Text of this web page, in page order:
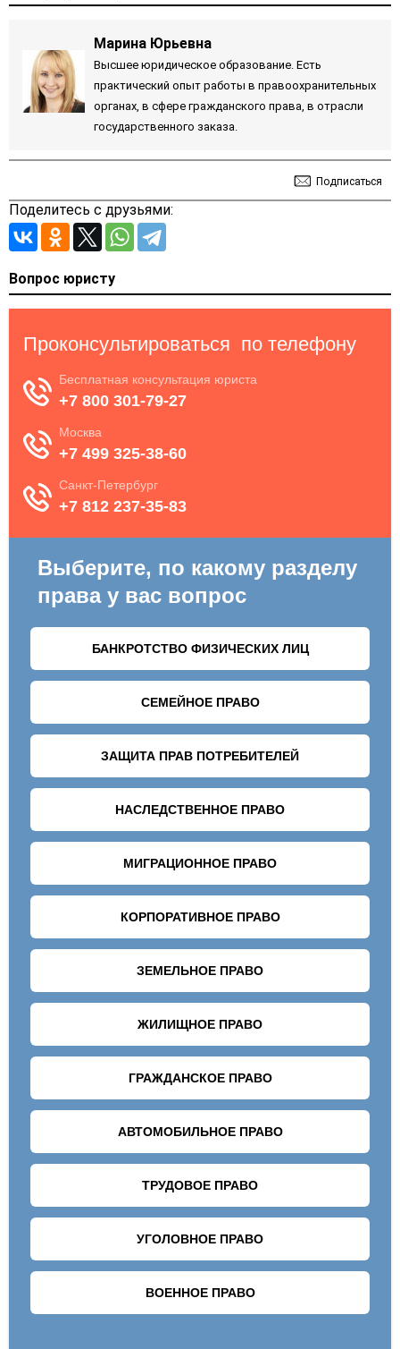
Марина Юрьевна
Высшее юридическое образование. Есть
практический опыт работы в правоохранительных
органах, в сфере гражданского права, в отрасли
государственного заказа.
Подписаться
Поделитесь с друзьями:
Вопрос юристу